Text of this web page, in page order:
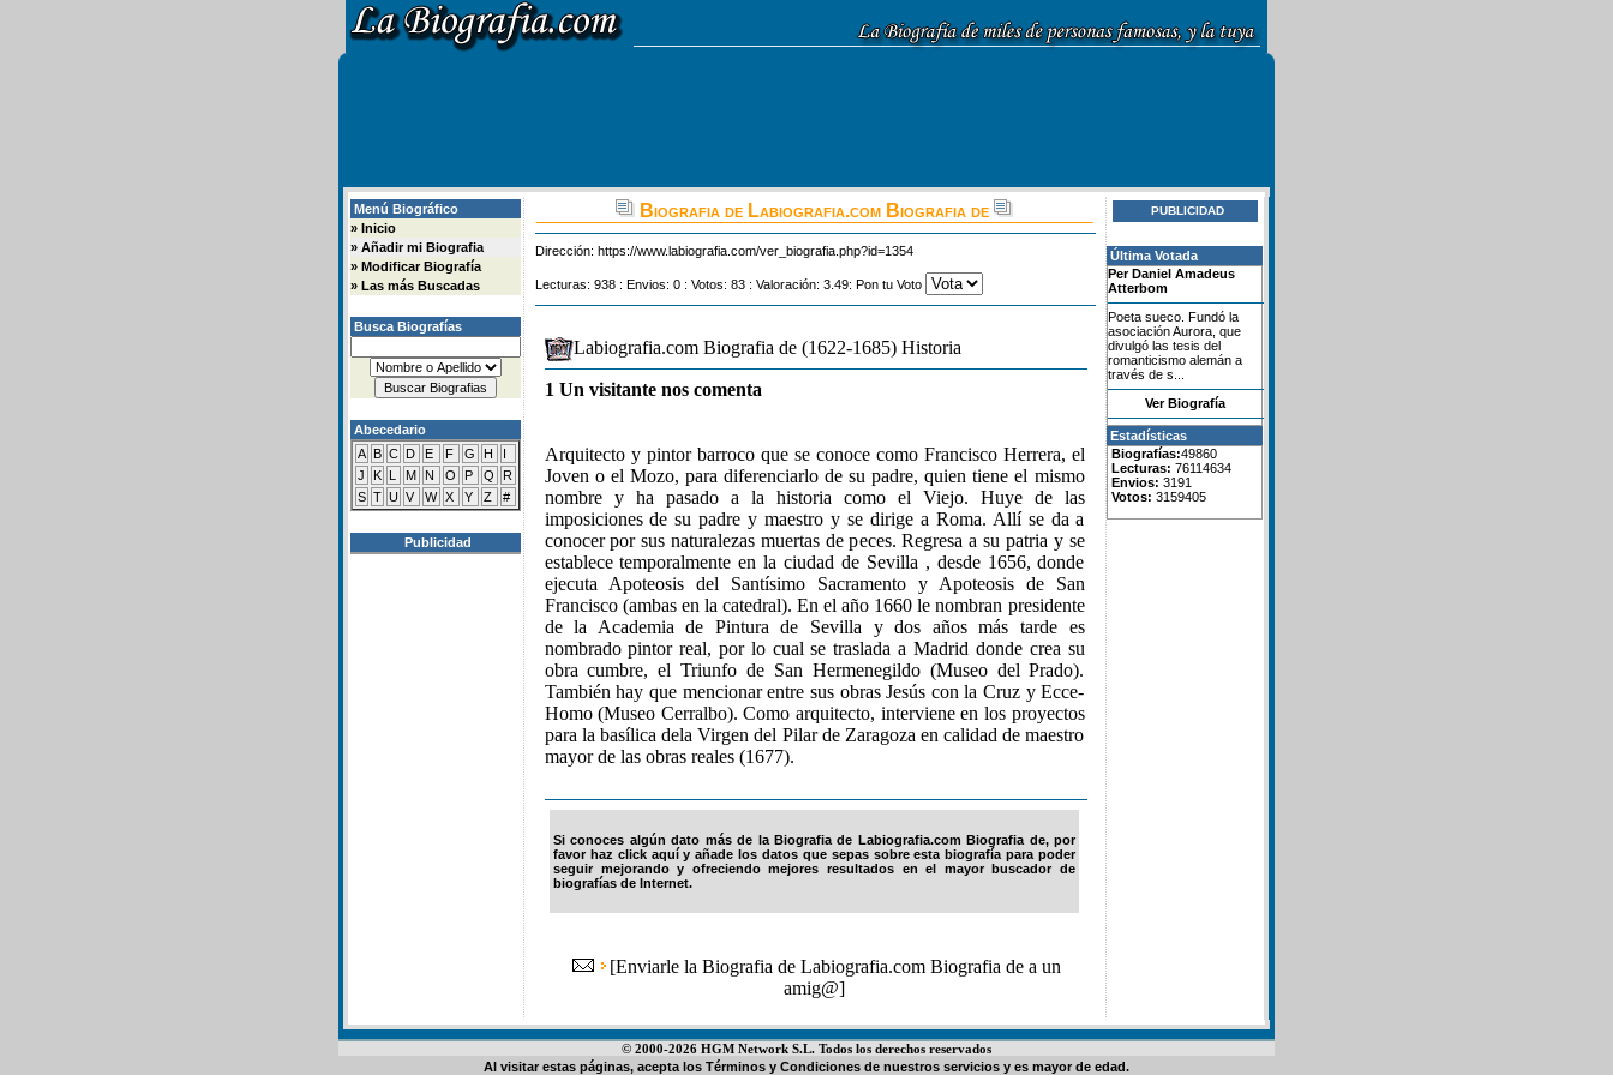
Menú Biográfico
» Inicio
» Añadir mi Biografia
» Modificar Biografía
» Las más Buscadas
Busca Biografías
Abecedario
A B C D E F G H
I
J
K L M N O P Q
R
S T U V W X Y Z #
Publicidad
Biografia de Labiografia.com Biografia de
Dirección: https://www.labiografia.com/ver_biografia.php?id=1354
Lecturas: 938 : Envios: 0 : Votos: 83 : Valoración: 3.49: Pon tu Voto
Labiografia.com Biografia de (1622-1685) Historia
1 Un visitante nos comenta
Arquitecto y pintor barroco que se conoce como Francisco Herrera, el
Joven o el Mozo, para diferenciarlo de su padre, quien tiene el mismo
nombre y ha pasado a la historia como el Viejo. Huye de las
imposiciones de su padre y maestro y se dirige a Roma. Allí se da a
conocer por sus naturalezas muertas de peces. Regresa a su patria y se
establece temporalmente en la ciudad de Sevilla , desde 1656, donde
ejecuta Apoteosis del Santísimo Sacramento y Apoteosis de San
Francisco (ambas en la catedral). En el año 1660 le nombran presidente
de la Academia de Pintura de Sevilla y dos años más tarde es
nombrado pintor real, por lo cual se traslada a Madrid donde crea su
obra cumbre, el Triunfo de San Hermenegildo (Museo del Prado).
También hay que mencionar entre sus obras Jesús con la Cruz y Ecce-
Homo (Museo Cerralbo). Como arquitecto, interviene en los proyectos
para la basílica dela Virgen del Pilar de Zaragoza en calidad de maestro
mayor de las obras reales (1677).
Si conoces algún dato más de la Biografia de Labiografia.com Biografia de, por
favor haz click aquí y añade los datos que sepas sobre esta biografía para poder
seguir mejorando y ofreciendo mejores resultados en el mayor buscador de
biografías de Internet.
[Enviarle la Biografia de Labiografia.com Biografia de a un
amig@]
PUBLICIDAD
Última Votada
Per Daniel Amadeus
Atterbom
Poeta sueco. Fundó la
asociación Aurora, que
divulgó las tesis del
romanticismo alemán a
través de s...
Ver Biografía
Estadísticas
Biografías:49860
Lecturas: 76114634
Envios: 3191
Votos: 3159405
© 2000-2026 HGM Network S.L. Todos los derechos reservados
Al visitar estas páginas, acepta los Términos y Condiciones de nuestros servicios y es mayor de edad.